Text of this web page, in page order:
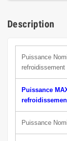
Description
Puissance N
refroidissement
Puissance
Puissance